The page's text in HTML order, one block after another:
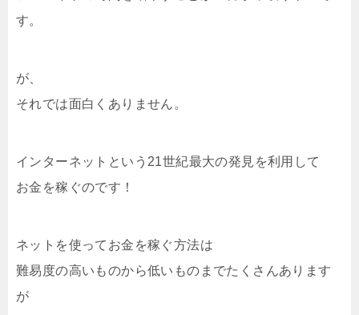
す。
が、
それでは面白くありません。
インターネットという21世紀最大の発見を利用して
お金を稼ぐのです！
ネットを使ってお金を稼ぐ方法は
難易度の高いものから低いものまでたくさんあります
が